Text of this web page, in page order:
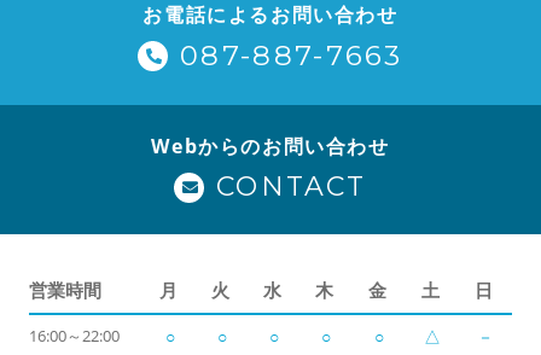
お電話によるお問い合わせ
087-887-7663
Webからのお問い合わせ
CONTACT
営業時間 月 火 水 木 金 土 日
16:00～22:00 ○ ○ ○ ○ ○ △ －